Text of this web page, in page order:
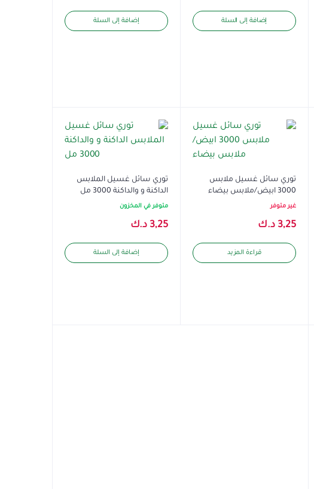
إضافة إلى السلة إضافة إلى السلة
توري سائل غسيل ملابس
3000 ابيض/ملابس بيضاء
غير متوفر
3,25 د.ك
قراءة المزيد
توري سائل غسيل الملابس
الداكنة و والداكنة 3000 مل
متوفر في المخزون
3,25 د.ك
إضافة إلى السلة